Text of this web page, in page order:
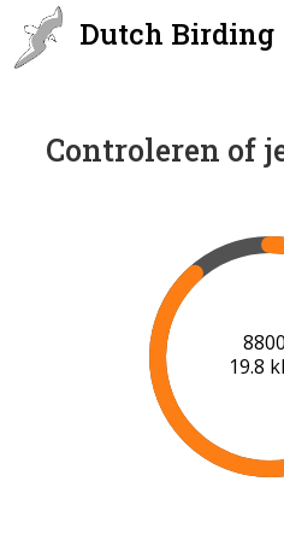
Dutch Birding
Controleren of
19.9